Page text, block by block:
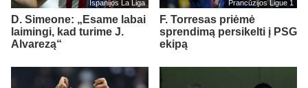
Ispanijos La Liga
D. Simeone: „Esame labai
laimingi, kad turime J.
Alvarezą“
Prancūzijos Ligue 1
F. Torresas priėmė
sprendimą persikelti į PSG
ekipą